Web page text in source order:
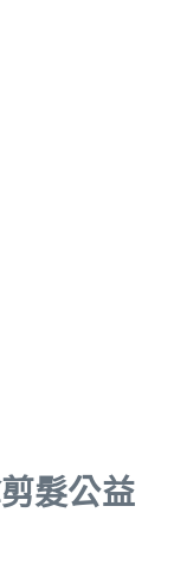
髮公益